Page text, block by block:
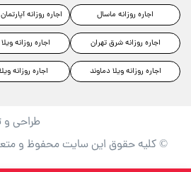
اجاره روزانه ماسال
اجاره روزانه شرق تهران
اجاره روزانه ویلا دماوند
اجاره روزانه
اجاره روزانه
اجاره روزانه
طراحی
© کلیه حقوق این سایت محفوظ و